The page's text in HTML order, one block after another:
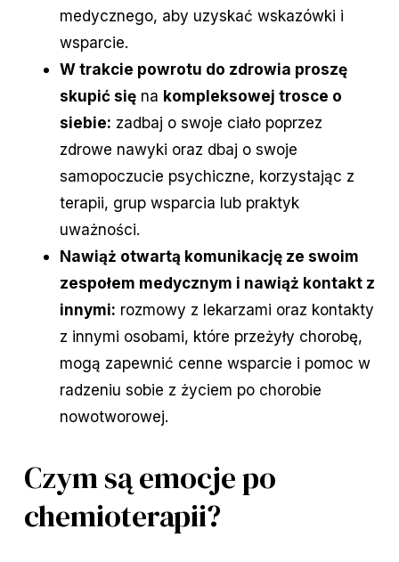
medycznego, aby uzyskać wskazówki i
wsparcie.
W trakcie powrotu do zdrowia proszę
skupić sięna kompleksowej trosce o
siebie: zadbaj o swoje ciało poprzez
zdrowe nawyki oraz dbaj o swoje
samopoczucie psychiczne, korzystając z
terapii, grup wsparcia lub praktyk
uważności.
Nawiąż otwartą komunikację ze swoim
zespołem medycznym i nawiąż kontakt z
innymi: rozmowy z lekarzami oraz kontakty
z innymi osobami, które przeżyły chorobę,
mogą zapewnić cenne wsparcie i pomoc w
radzeniu sobie z życiem po chorobie
nowotworowej.
Czym są emocje po
chemioterapii?